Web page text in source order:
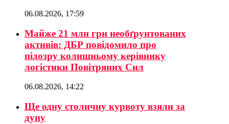
06.08.2026, 17:59
Майже 21 млн грн необґрунтованих
активів: ДБР повідомило про
підозру колишньому керівнику
логістики Повітряних Сил
06.08.2026, 14:22
Ще одну столичну курвоту взяли за
дупу